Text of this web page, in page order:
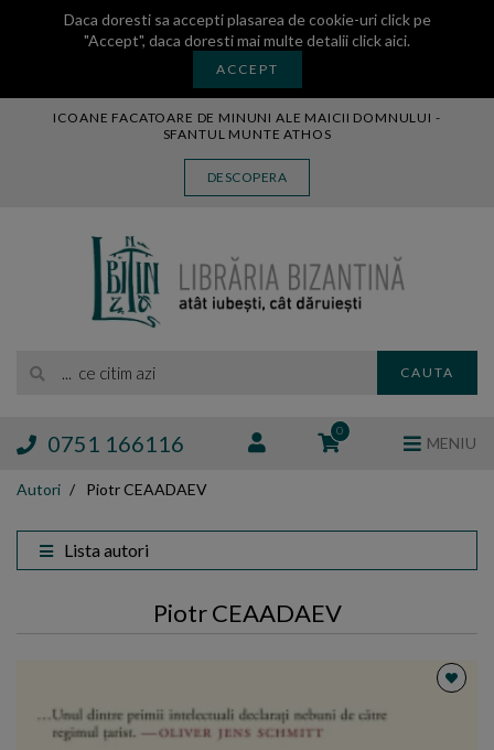
Daca doresti sa accepti plasarea de cookie-uri click pe
"Accept", daca doresti mai multe detaliiclick aici.
ACCEPT
ICOANE FACATOARE DE MINUNI ALE MAICII DOMNULUI -
SFANTUL MUNTE ATHOS
DESCOPERA
CAUTA
0751 166116 0
MENIU
MANASTIREA VATOPEDI
BLOG
TAMAIE
Autori Piotr CEAADAEV
Lista autori
Piotr CEAADAEV